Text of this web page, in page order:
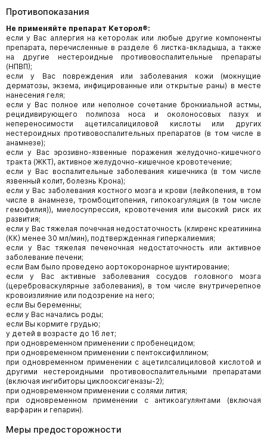
Противопоказания
Не применяйте препарат Кеторол®:
если у Вас аллергия на кеторолак или любые другие компоненты
препарата, перечисленные в разделе 6 листка-вкладыша, а также
на другие нестероидные противовоспалительные препараты
(НПВП);
если у Вас повреждения или заболевания кожи (мокнущие
дерматозы, экзема, инфицированные или открытые раны) в месте
нанесения геля;
если у Вас полное или неполное сочетание бронхиальной астмы,
рецидивирующего полипоза носа и околоносовых пазух и
непереносимости ацетилсалициловой кислоты или других
нестероидных противовоспалительных препаратов (в том числе в
анамнезе);
если у Вас эрозивно-язвенные поражения желудочно-кишечного
тракта (ЖКТ), активное желудочно-кишечное кровотечение;
если у Вас воспалительные заболевания кишечника (в том числе
язвенный колит, болезнь Крона);
если у Вас заболевания костного мозга и крови (лейкопения, в том
числе в анамнезе, тромбоцитопения, гипокоагуляция (в том числе
гемофилия)), миелосупрессия, кровотечения или высокий риск их
развития;
если у Вас тяжелая почечная недостаточность (клиренс креатинина
(КК) менее 30 мл/мин), подтвержденная гиперкалиемия;
если у Вас тяжелая печеночная недостаточность или активное
заболевание печени;
если Вам было проведено аортокоронарное шунтирование;
если у Вас активные заболевания сосудов головного мозга
(цереброваскулярные заболевания), в том числе внутричерепное
кровоизлияние или подозрение на него;
если Вы беременны;
если у Вас начались роды;
если Вы кормите грудью;
у детей в возрасте до 16 лет;
при одновременном применении с пробенецидом;
при одновременном применении с пентоксифиллином;
при одновременном применении с ацетилсалициловой кислотой и
другими нестероидными противовоспалительными препаратами
(включая ингибиторы циклооксигеназы-2);
при одновременном применении с солями лития;
при одновременном применении с антикоагулянтами (включая
варфарин и гепарин).
Меры предосторожности